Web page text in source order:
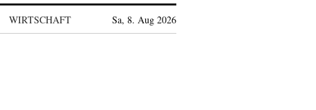
WIRTSCHAFT Sa, 8. Aug 2026